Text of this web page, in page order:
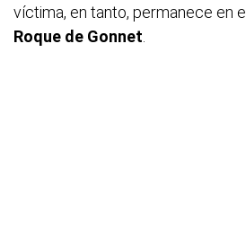
víctima, en tanto, permanece en el
Roque de Gonnet